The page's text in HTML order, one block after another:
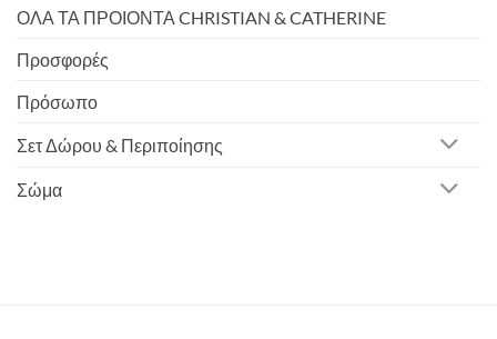
ΟΛΑ ΤΑ ΠΡΟΙΟΝΤΑ CHRISTIAN & CATHERINE
Προσφορές
Πρόσωπο
Σετ Δώρου & Περιποίησης
Σώμα